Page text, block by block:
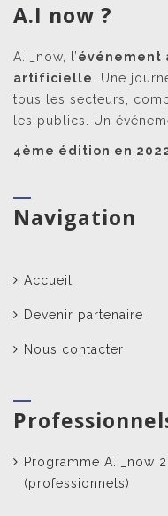
A.I now ?
A.I_now, l’événement
artificielle
. Une
tous les secteurs,
les publics. Un
4ème édition en
Navigation
Accueil
Devenir partenaire
Nous contacter
Programme A.I_now
(professionnels)